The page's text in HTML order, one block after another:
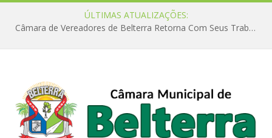
ÚLTIMAS ATUALIZAÇÕES:
Câmara de Vereadores de Belterra Retorna Com Seus Trabalhos Legislativos